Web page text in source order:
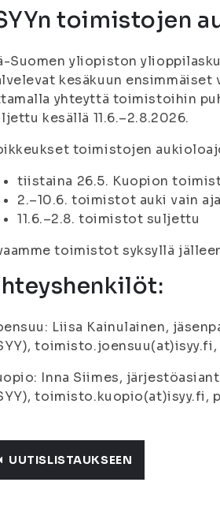
toimistojen
Suomen yliopiston
kesäkuun ensimmäiset
yhteyttä toimistoihin
kesällä 11.6.–2.8.2026.
toimistojen
tiistaina 26.5. Kuopion
2.–10.6. toimistot auki vain
11.6.–2.8. toimistot suljettu
toimistot syksyllä
Liisa Kainulainen,
Inna Siimes,
toimisto.kuopio(at)isyy.fi,
UUTISLISTAUKSEEN